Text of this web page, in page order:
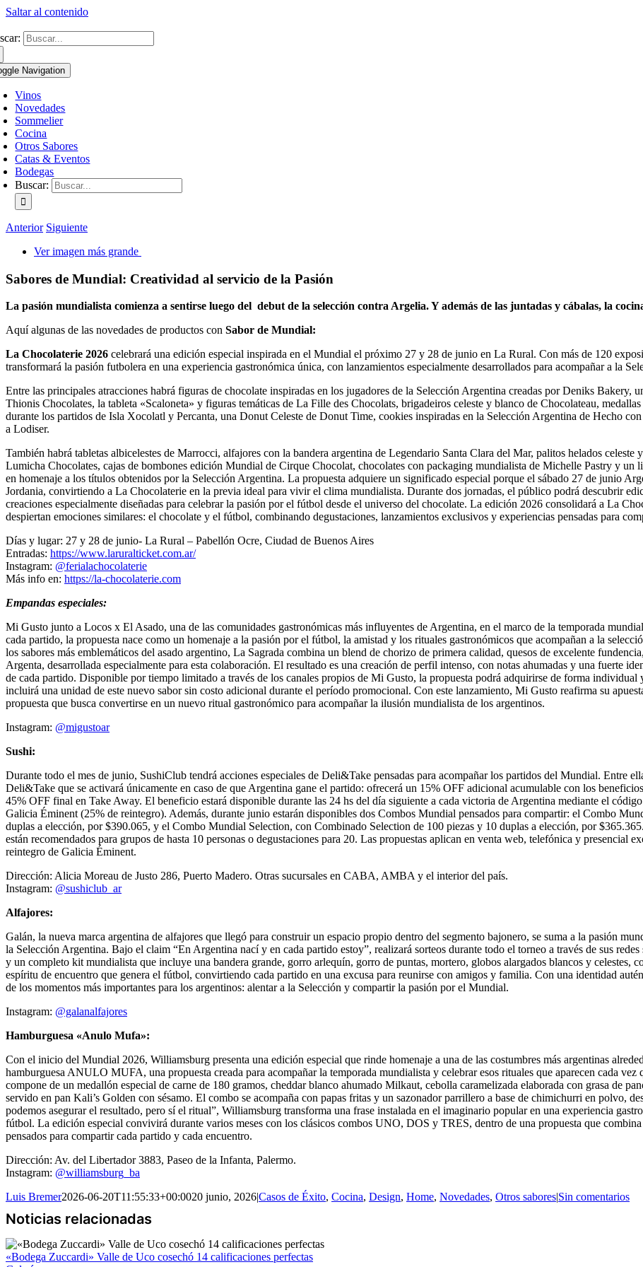
Saltar al contenido
Navigation
Vinos
Novedades
Sommelier
Cocina
Otros Sabores
Catas & Eventos
Bodegas
Buscar:
Anterior Siguiente
Ver imagen más grande
Sabores de Mundial: Creatividad al servicio de la Pasión
La pasión mundialista comienza a sentirse luego del debut de la selección contra Argelia. Y además de las juntadas y cábalas, la
Aquí algunas de las novedades de productos con Sabor de Mundial:
La Chocolaterie 2026 celebrará una edición especial inspirada en el Mundial el próximo 27 y 28 de junio en La Rural. Con más de 120
transformará la pasión futbolera en una experiencia gastronómica única, con lanzamientos especialmente desarrollados para acompañar a la
Entre las principales atracciones habrá figuras de chocolate inspiradas en los jugadores de la Selección Argentina creadas por Deniks Bakery,
Thionis Chocolates, la tableta «Scaloneta» y figuras temáticas de La Fille des Chocolats, brigadeiros celeste y blanco de Chocolateau,
durante los partidos de Isla Xocolatl y Percanta, una Donut Celeste de Donut Time, cookies inspiradas en la Selección Argentina de Hecho
a Lodiser.
También habrá tabletas albicelestes de Marrocci, alfajores con la bandera argentina de Legendario Santa Clara del Mar, palitos helados
Lumicha Chocolates, cajas de bombones edición Mundial de Cirque Chocolat, chocolates con packaging mundialista de Michelle Pastry y
en homenaje a los títulos obtenidos por la Selección Argentina. La propuesta adquiere un significado especial porque el sábado 27 de junio
Jordania, convirtiendo a La Chocolaterie en la previa ideal para vivir el clima mundialista. Durante dos jornadas, el público podrá descubrir
creaciones especialmente diseñadas para celebrar la pasión por el fútbol desde el universo del chocolate. La edición 2026 consolidará a La
despiertan emociones similares: el chocolate y el fútbol, combinando degustaciones, lanzamientos exclusivos y experiencias pensadas para
Días y lugar: 27 y 28 de junio- La Rural – Pabellón Ocre, Ciudad de Buenos Aires
Entradas: https://www.laruralticket.com.ar/
Instagram: @ferialachocolaterie
Más info en: https://la-chocolaterie.com
Empandas especiales:
Mi Gusto junto a Locos x El Asado, una de las comunidades gastronómicas más influyentes de Argentina, en el marco de la temporada
cada partido, la propuesta nace como un homenaje a la pasión por el fútbol, la amistad y los rituales gastronómicos que acompañan a la
los sabores más emblemáticos del asado argentino, La Sagrada combina un blend de chorizo de primera calidad, quesos de excelente
Argenta, desarrollada especialmente para esta colaboración. El resultado es una creación de perfil intenso, con notas ahumadas y una fuerte
de cada partido. Disponible por tiempo limitado a través de los canales propios de Mi Gusto, la propuesta podrá adquirirse de forma
incluirá una unidad de este nuevo sabor sin costo adicional durante el período promocional. Con este lanzamiento, Mi Gusto reafirma su
propuesta que busca convertirse en un nuevo ritual gastronómico para acompañar la ilusión mundialista de los argentinos.
Instagram: @migustoar
Sushi:
Durante todo el mes de junio, SushiClub tendrá acciones especiales de Deli&Take pensadas para acompañar los partidos del Mundial. Entre
Deli&Take que se activará únicamente en caso de que Argentina gane el partido: ofrecerá un 15% OFF adicional acumulable con los
45% OFF final en Take Away. El beneficio estará disponible durante las 24 hs del día siguiente a cada victoria de Argentina mediante el
Galicia Éminent (25% de reintegro). Además, durante junio estarán disponibles dos Combos Mundial pensados para compartir: el Combo
duplas a elección, por $390.065, y el Combo Mundial Selection, con Combinado Selection de 100 piezas y 10 duplas a elección, por
están recomendados para grupos de hasta 10 personas o degustaciones para 20. Las propuestas aplican en venta web, telefónica y presencial
reintegro de Galicia Éminent.
Dirección: Alicia Moreau de Justo 286, Puerto Madero. Otras sucursales en CABA, AMBA y el interior del país.
Instagram: @sushiclub_ar
Alfajores:
Galán, la nueva marca argentina de alfajores que llegó para construir un espacio propio dentro del segmento bajonero, se suma a la pasión
la Selección Argentina. Bajo el claim “En Argentina nací y en cada partido estoy”, realizará sorteos durante todo el torneo a través de sus
y un completo kit mundialista que incluye una bandera grande, gorro arlequín, gorro de puntas, mortero, globos alargados blancos y celestes,
espíritu de encuentro que genera el fútbol, convirtiendo cada partido en una excusa para reunirse con amigos y familia. Con una identidad
de los momentos más importantes para los argentinos: alentar a la Selección y compartir la pasión por el Mundial.
Instagram: @galanalfajores
Hamburguesa «Anulo Mufa»:
Con el inicio del Mundial 2026, Williamsburg presenta una edición especial que rinde homenaje a una de las costumbres más argentinas
hamburguesa ANULO MUFA, una propuesta creada para acompañar la temporada mundialista y celebrar esos rituales que aparecen cada
compone de un medallón especial de carne de 180 gramos, cheddar blanco ahumado Milkaut, cebolla caramelizada elaborada con grasa de
servido en pan Kali’s Golden con sésamo. El combo se acompaña con papas fritas y un sazonador parrillero a base de chimichurri en polvo,
podemos asegurar el resultado, pero sí el ritual”, Williamsburg transforma una frase instalada en el imaginario popular en una experiencia
fútbol. La edición especial convivirá durante varios meses con los clásicos combos UNO, DOS y TRES, dentro de una propuesta que
pensados para compartir cada partido y cada encuentro.
Dirección: Av. del Libertador 3883, Paseo de la Infanta, Palermo.
Instagram: @williamsburg_ba
Luis Bremer2026-06-20T11:55:33+00:0020 junio, 2026|Casos de Éxito, Cocina, Design, Home, Novedades, Otros sabores|Sin comentarios
«Bodega Zuccardi» Valle de Uco cosechó 14 calificaciones perfectas